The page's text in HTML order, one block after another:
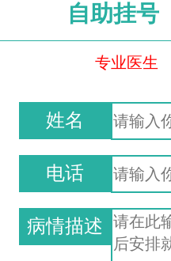
自助挂号
专业医生
姓名
电话
病情描述